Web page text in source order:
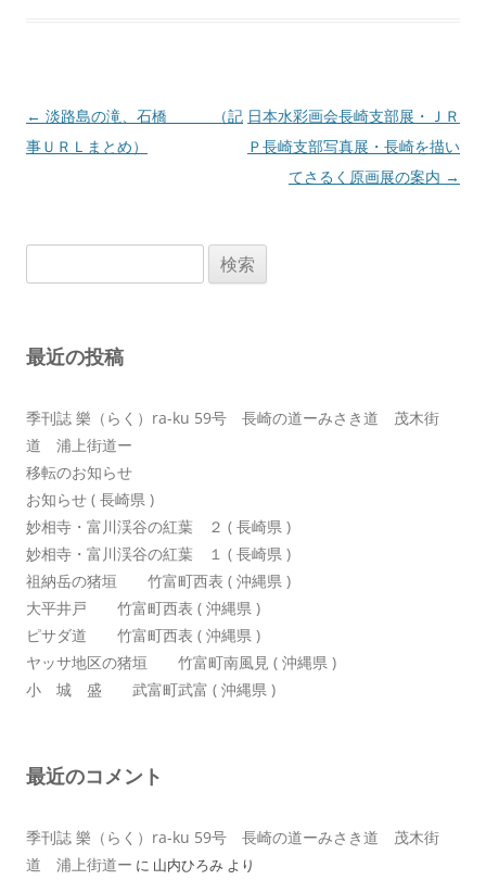
投
稿
ン
← 淡路島の滝、石橋 （記
事ＵＲＬまとめ）
日本水彩画会長崎支部展・ＪＲ
Ｐ長崎支部写真展・長崎を描い
てさるく原画展の案内 →
索:
最近の投稿
季刊誌 樂（らく）ra-ku 59号 長崎の道ーみさき道 茂木街
道 浦上街道ー
移転のお知らせ
お知らせ ( 長崎県 )
妙相寺・富川渓谷の紅葉 ２ ( 長崎県 )
妙相寺・富川渓谷の紅葉 １ ( 長崎県 )
祖納岳の猪垣 竹富町西表 ( 沖縄県 )
大平井戸 竹富町西表 ( 沖縄県 )
ピサダ道 竹富町西表 ( 沖縄県 )
ヤッサ地区の猪垣 竹富町南風見 ( 沖縄県 )
小 城 盛 武富町武富 ( 沖縄県 )
最近のコメント
季刊誌 樂（らく）ra-ku 59号 長崎の道ーみさき道 茂木街
道 浦上街道ー に 山内ひろみ より